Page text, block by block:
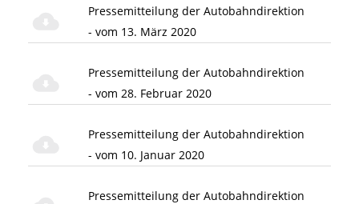
Pressemitteilung der Autobahndirektion
- vom 13. März 2020
Pressemitteilung der Autobahndirektion
- vom 28. Februar 2020
Pressemitteilung der Autobahndirektion
- vom 10. Januar 2020
Pressemitteilung der Autobahndirektion